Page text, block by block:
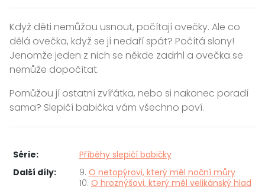
Když děti nemůžou usnout, počítají ovečky. Ale co
dělá ovečka, když se jí nedaří spát? Počítá slony!
Jenomže jeden z nich se někde zadrhl a ovečka se
nemůže dopočítat.
Pomůžou jí ostatní zvířátka, nebo si nakonec poradí
sama? Slepičí babička vám všechno poví.
Série:
Příběhy slepičí babičky
Další díly:
9. O netopýrovi, který měl noční můry
10. O hroznýšovi, který měl velikánský hlad